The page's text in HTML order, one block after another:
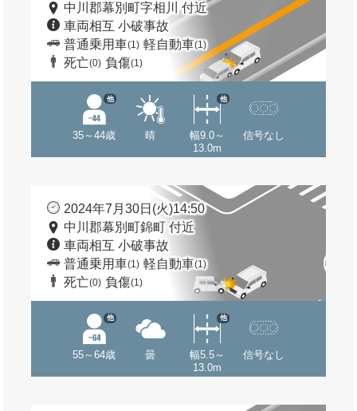
中川郡幕別町字相川 付近
車両相互 小破事故
普通乗用車(1) 軽自動車(1)
死亡(0) 負傷(1)
35～44歳
他
晴
幅9.0～
13.0m
他
信号なし
2024年7月30日(火)14:50
中川郡幕別町錦町 付近
車両相互 小破事故
普通乗用車(1) 軽自動車(1)
死亡(0) 負傷(1)
55～64歳
他
曇
幅5.5～
13.0m
他
信号なし